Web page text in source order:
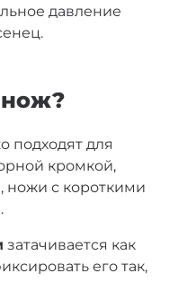
давление
подходят для
кромкой,
ножи с короткими
затачивается как
его так,